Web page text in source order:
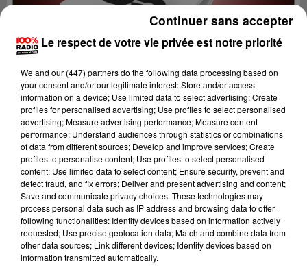
Lecture (1 min 13 sec)
100%
100% Radio l'agenda des Hautes-Pyrénées
Le respect de votre vie privée est notre priorité
We and our (447) partnersdo the following data processing based on
your consent and/or our legitimate interest: Store and/or access
information on a device; Use limited data to select advertising; Create
profiles for personalised advertising; Use profiles to select personalised
advertising; Measure advertising performance; Measure content
performance; Understand audiences through statistics or combinations
of data from different sources; Develop and improve services; Create
profiles to personalise content; Use profiles to select personalised
content; Use limited data to select content; Ensure security, prevent and
detect fraud, and fix errors; Deliver and present advertising and content;
Save and communicate privacy choices. These technologies may
process personal data such as IP address and browsing data to offer
following functionalities: Identify devices based on information actively
requested; Use precise geolocation data; Match and combine data from
other data sources; Link different devices; Identify devices based on
information transmitted automatically.
Continuer sans accepter